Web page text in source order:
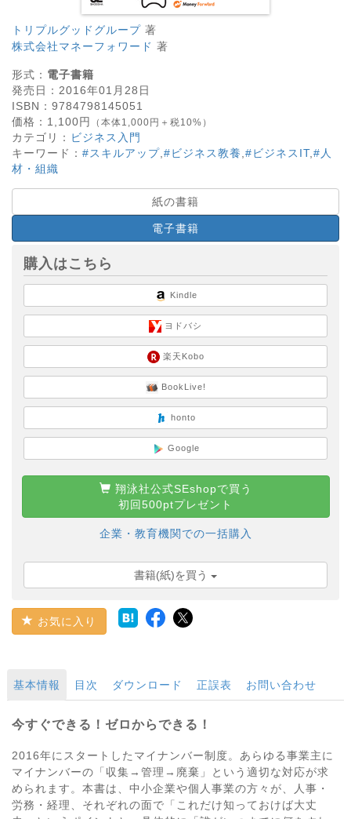
トリプルグッドグループ 著
株式会社マネーフォワード 著
形式： 電子書籍
発売日： 2016年01月28日
ISBN： 9784798145051
価格： 1,100円 （本体1,000円＋税10%）
カテゴリ： ビジネス入門
キーワード： #スキルアップ #ビジネス教養 #ビジネスIT, #人
材・組織
紙の書籍
電子書籍
購入はこちら
Kindle
ヨドバシ
楽天Kobo
BookLive!
honto
Google
翔泳社公式SEshopで買う
初回500ptプレゼント
企業・教育機関での一括購入
書籍(紙)を買う
お気に入り
基本情報 目次 ダウンロード 正誤表 お問い合わせ
今すぐできる！ゼロからできる！
2016年にスタートしたマイナンバー制度。あらゆる事業主に
マイナンバーの「収集→管理→廃棄」という適切な対応が求
められます。本書は、中小企業や個人事業の方々が、人事・
労務・経理、それぞれの面で「これだけ知っておけば大丈